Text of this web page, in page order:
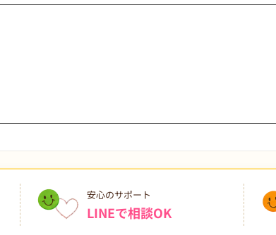
安心のサポート
LINEで相談OK